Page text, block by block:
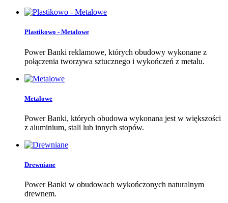
Plastikowo - Metalowe
Power Banki reklamowe, których obudowy wykonane z
połączenia tworzywa sztucznego i wykończeń z metalu.
Metalowe
Power Banki, których obudowa wykonana jest w większości
z aluminium, stali lub innych stopów.
Drewniane
Power Banki w obudowach wykończonych naturalnym
drewnem.